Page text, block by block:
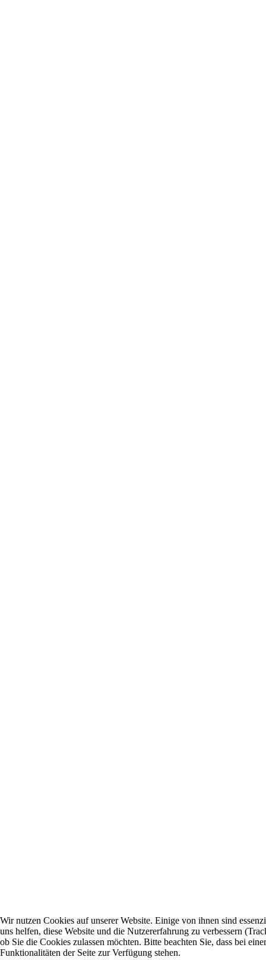
Wir nutzen Cookies auf unserer Website. Einige von ihnen sind
uns helfen, diese Website und die Nutzererfahrung zu verbessern
ob Sie die Cookies zulassen möchten. Bitte beachten Sie, dass bei
Funktionalitäten der Seite zur Verfügung stehen.